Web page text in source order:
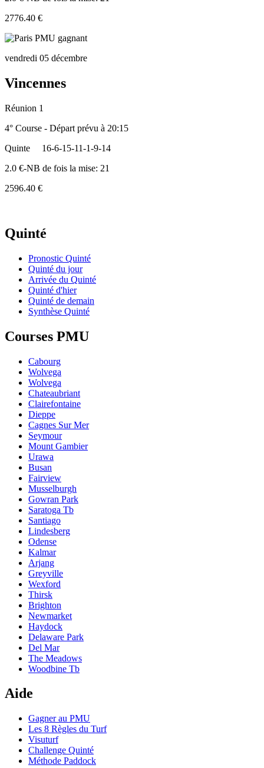
2776.40 €
vendredi 05 décembre
Vincennes
Réunion 1
4° Course - Départ prévu à 20:15
Quinte
16-6-15-11-1-9-14
2.0 €-NB de fois la mise: 21
2596.40 €
Quinté
Pronostic Quinté
Quinté du jour
Arrivée du Quinté
Quinté d'hier
Quinté de demain
Synthèse Quinté
Courses PMU
Cabourg
Wolvega
Wolvega
Chateaubriant
Clairefontaine
Dieppe
Cagnes Sur Mer
Seymour
Mount Gambier
Urawa
Busan
Fairview
Musselburgh
Gowran Park
Saratoga Tb
Santiago
Lindesberg
Odense
Kalmar
Arjang
Greyville
Wexford
Thirsk
Brighton
Newmarket
Haydock
Delaware Park
Del Mar
The Meadows
Woodbine Tb
Aide
Gagner au PMU
Les 8 Règles du Turf
Visuturf
Challenge Quinté
Méthode Paddock